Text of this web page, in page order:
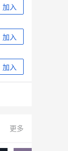
加入
加入
加入
更多